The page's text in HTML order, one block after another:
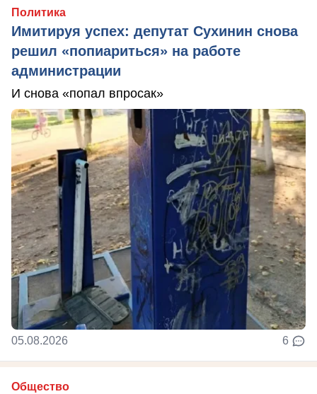
Политика
Имитируя успех: депутат Сухинин снова
решил «попиариться» на работе
администрации
И снова «попал впросак»
05.08.2026 6
Общество